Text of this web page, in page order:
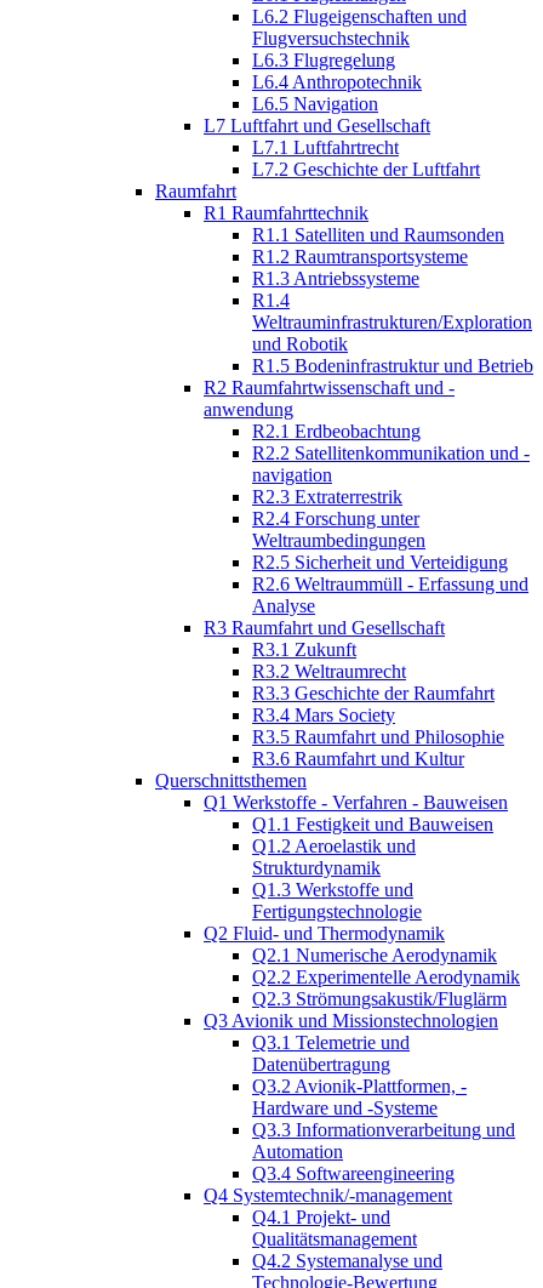
L6.2 Flugeigenschaften und
Flugversuchstechnik
L6.3 Flugregelung
L6.4 Anthropotechnik
L6.5 Navigation
L7 Luftfahrt und Gesellschaft
L7.1 Luftfahrtrecht
L7.2 Geschichte der Luftfahrt
Raumfahrt
R1 Raumfahrttechnik
R1.1 Satelliten und Raumsonden
R1.2 Raumtransportsysteme
R1.3 Antriebssysteme
R1.4
Weltrauminfrastrukturen/Exploration
und Robotik
R1.5 Bodeninfrastruktur und Betrieb
R2 Raumfahrtwissenschaft und -
anwendung
R2.1 Erdbeobachtung
R2.2 Satellitenkommunikation und -
navigation
R2.3 Extraterrestrik
R2.4 Forschung unter
Weltraumbedingungen
R2.5 Sicherheit und Verteidigung
R2.6 Weltraummüll - Erfassung und
Analyse
R3 Raumfahrt und Gesellschaft
R3.1 Zukunft
R3.2 Weltraumrecht
R3.3 Geschichte der Raumfahrt
R3.4 Mars Society
R3.5 Raumfahrt und Philosophie
R3.6 Raumfahrt und Kultur
Querschnittsthemen
Q1 Werkstoffe - Verfahren - Bauweisen
Q1.1 Festigkeit und Bauweisen
Q1.2 Aeroelastik und
Strukturdynamik
Q1.3 Werkstoffe und
Fertigungstechnologie
Q2 Fluid- und Thermodynamik
Q2.1 Numerische Aerodynamik
Q2.2 Experimentelle Aerodynamik
Q2.3 Strömungsakustik/Fluglärm
Q3 Avionik und Missionstechnologien
Q3.1 Telemetrie und
Datenübertragung
Q3.2 Avionik-Plattformen, -
Hardware und -Systeme
Q3.3 Informationverarbeitung und
Automation
Q3.4 Softwareengineering
Q4 Systemtechnik/-management
Q4.1 Projekt- und
Qualitätsmanagement
Q4.2 Systemanalyse und
Technologie-Bewertung